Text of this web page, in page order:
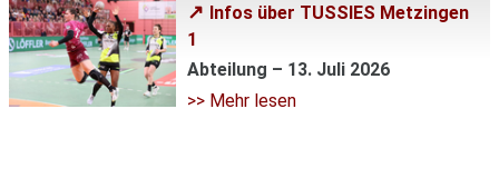
Infos über TUSSIES Metzingen
1
Abteilung – 13. Juli 2026
>> Mehr lesen